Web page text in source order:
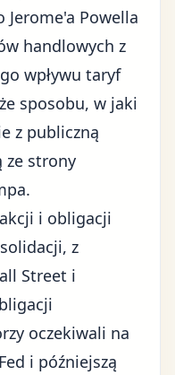
Jerome'a Powella
handlowych z
wpływu taryf
sposobu, w jaki
z publiczną
ze strony
.
i obligacji
z
Street i
oczekiwali na
i późniejszą